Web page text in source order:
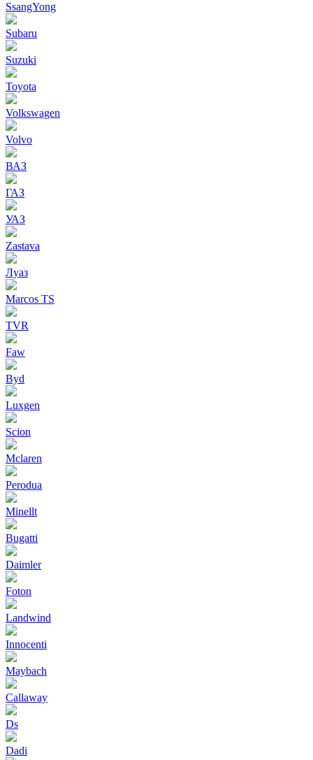
SsangYong
Subaru
Suzuki
Toyota
Volkswagen
Volvo
ВАЗ
ГАЗ
УАЗ
Zastava
Луаз
Marcos TS
TVR
Faw
Byd
Luxgen
Scion
Mclaren
Perodua
Minellt
Bugatti
Daimler
Foton
Landwind
Innocenti
Maybach
Callaway
Ds
Dadi